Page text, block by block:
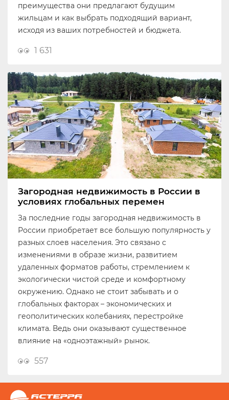
преимущества они предлагают будущим
жильцам и как выбрать подходящий вариант,
исходя из ваших потребностей и бюджета.
1 631
Загородная недвижимость в России в
условиях глобальных перемен
За последние годы загородная недвижимость в
России приобретает все большую популярность у
разных слоев населения. Это связано с
изменениями в образе жизни, развитием
удаленных форматов работы, стремлением к
экологически чистой среде и комфортному
окружению. Однако не стоит забывать и о
глобальных факторах – экономических и
геополитических колебаниях, перестройке
климата. Ведь они оказывают существенное
влияние на «одноэтажный» рынок.
557